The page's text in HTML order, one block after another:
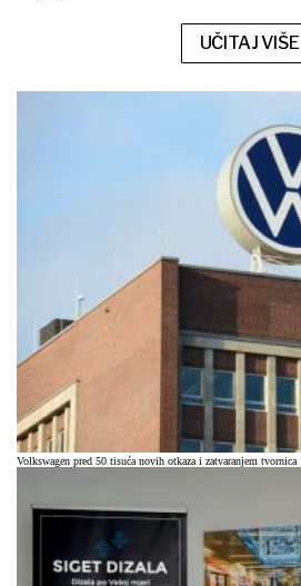
UČITAJ VIŠE
Volkswagen pred 50 tisuća novih otkaza i zatvaranjem tvornica